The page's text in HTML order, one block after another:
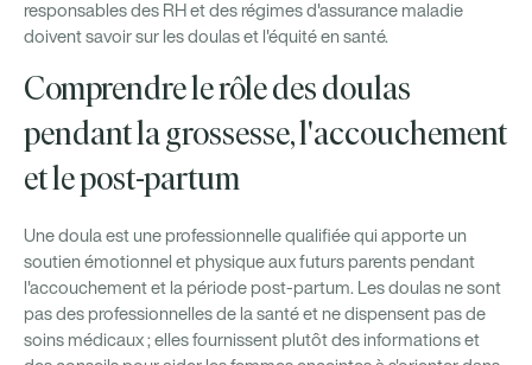
responsables des RH et des régimes d'assurance maladie
doivent savoir sur les doulas et l'équité en santé.
Comprendre le rôle des doulas
pendant la grossesse, l'accouchement
et le post-partum
Une doula est une professionnelle qualifiée qui apporte un
soutien émotionnel et physique aux futurs parents pendant
l'accouchement et la période post-partum. Les doulas ne sont
pas des professionnelles de la santé et ne dispensent pas de
soins médicaux ; elles fournissent plutôt des informations et